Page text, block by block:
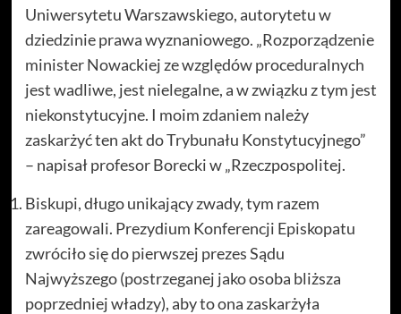
Uniwersytetu Warszawskiego, autorytetu w
dziedzinie prawa wyznaniowego. „Rozporządzenie
minister Nowackiej ze względów proceduralnych
jest wadliwe, jest nielegalne, a w związku z tym jest
niekonstytucyjne. I moim zdaniem należy
zaskarżyć ten akt do Trybunału Konstytucyjnego”
– napisał profesor Borecki w „Rzeczpospolitej.
Biskupi, długo unikający zwady, tym razem
zareagowali. Prezydium Konferencji Episkopatu
zwróciło się do pierwszej prezes Sądu
Najwyższego (postrzeganej jako osoba bliższa
poprzedniej władzy), aby to ona zaskarżyła